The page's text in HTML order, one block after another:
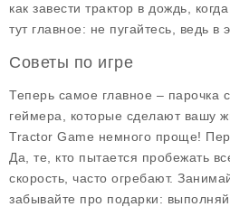
как завести трактор в дождь,
тут главное: не пугайтесь, ведь в
Советы по игре
Теперь самое главное – парочка
геймера, которые сделают вашу
Tractor Game немного проще!
Да, те, кто пытается пробежать
скорость, часто огребают.
забывайте про подарки: